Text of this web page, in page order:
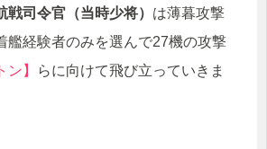
戦司令官（当時少将） は薄暮攻撃
艦経験者のみを選んで27機の攻撃
ン】
らに向けて飛び立っていきま